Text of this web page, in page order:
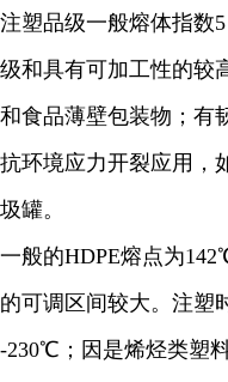
注塑品级一般熔体指数
级和具有可加工性的较
和食品薄壁包装物；有
抗环境应力开裂应用，
圾罐。
一般的HDPE熔点为
的可调区间较大。注塑
-230℃；因是烯烃类塑